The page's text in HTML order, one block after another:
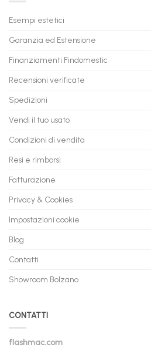
anche
a
in
con
Esempi estetici
Garanzia ed Estensione
Finanziamenti Findomestic
Recensioni verificate
Spedizioni
Vendi il tuo usato
Condizioni di vendita
Resi e rimborsi
Fatturazione
Privacy & Cookies
Impostazioni cookie
Blog
Contatti
Showroom Bolzano
CONTATTI
flashmac.com